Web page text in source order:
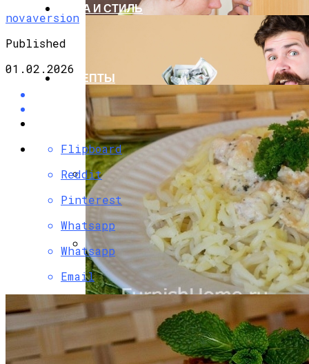
Разбираемся, Какие Виды Проклятий
Соседи Могут Применить К Вашему
Дому
МОДА И СТИЛЬ
Психологи Назвали 9 Признаков Того,
Что Вы Никогда Не Разбогатеете
РЕЦЕПТЫ
Паста С Семгой В Сливочном Соусе
novaversion
Published
01.02.2026
Flipboard
Reddit
Pinterest
Whatsapp
Whatsapp
Email